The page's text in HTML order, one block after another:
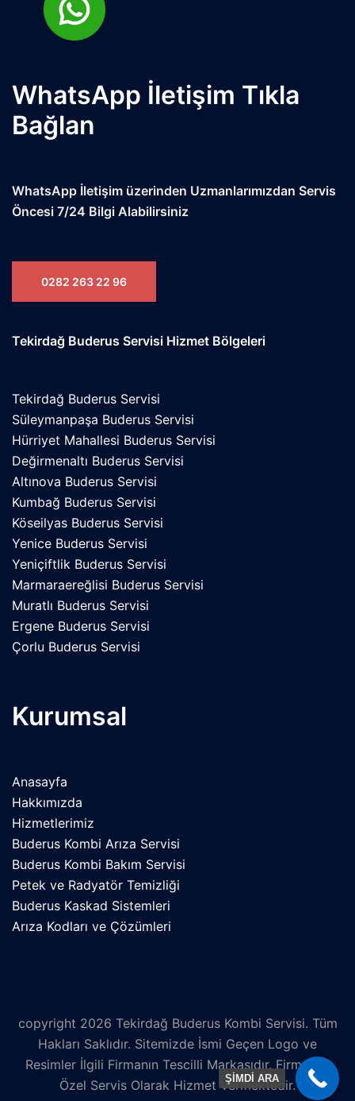
WhatsApp İletişim Tıkla
Bağlan
WhatsApp İletişim üzerinden Uzmanlarımızdan Servis
Öncesi 7/24 Bilgi Alabilirsiniz
0282 263 22 96
Tekirdağ Buderus Servisi Hizmet Bölgeleri
Tekirdağ Buderus Servisi
Süleymanpaşa Buderus Servisi
Hürriyet Mahallesi Buderus Servisi
Değirmenaltı Buderus Servisi
Altınova Buderus Servisi
Kumbağ Buderus Servisi
Köseilyas Buderus Servisi
Yenice Buderus Servisi
Yeniçiftlik Buderus Servisi
Marmaraereğlisi Buderus Servisi
Muratlı Buderus Servisi
Ergene Buderus Servisi
Çorlu Buderus Servisi
Kurumsal
Anasayfa
Hakkımızda
Hizmetlerimiz
Buderus Kombi Arıza Servisi
Buderus Kombi Bakım Servisi
Petek ve Radyatör Temizliği
Buderus Kaskad Sistemleri
Arıza Kodları ve Çözümleri
copyright 2026 Tekirdağ Buderus Kombi Servisi. Tüm
Hakları Saklıdır. Sitemizde İsmi Geçen Logo ve
Resimler İlgili Firmanın Tescilli Markasıdır. Firmamız
Özel Servis Olarak Hizmet Vermektedir.
ŞİMDİ ARA